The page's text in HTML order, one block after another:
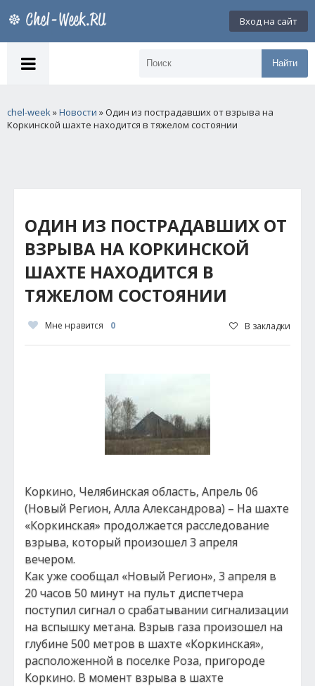
Вход на сайт
Найти
chel-week»Новости » Один из пострадавших от взрыва на
Коркинской шахте находится в тяжелом состоянии
ОДИН ИЗ ПОСТРАДАВШИХ ОТ
ВЗРЫВА НА КОРКИНСКОЙ
ШАХТЕ НАХОДИТСЯ В
ТЯЖЕЛОМ СОСТОЯНИИ
Мне нравится 0 В закладки
Коркино, Челябинская область, Апрель 06
(Новый Регион, Алла Александрова) – На шахте
«Коркинская» продолжается расследование
взрыва, который произошел 3 апреля
вечером.
Как уже сообщал «Новый Регион», 3 апреля в
20 часов 50 минут на пульт диспетчера
поступил сигнал о срабатывании сигнализации
на вспышку метана. Взрыв газа произошел на
глубине 500 метров в шахте «Коркинская»,
расположенной в поселке Роза, пригороде
Коркино. В момент взрыва в шахте